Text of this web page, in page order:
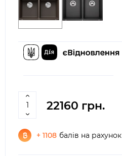
22160 грн.
+ 1108 балів на рахунок